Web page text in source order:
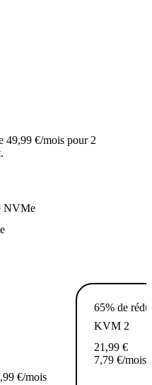
49,99 €/mois pour 2
NVMe
€/mois
65% de
KVM 2
21,99 €
7,79 €/mois